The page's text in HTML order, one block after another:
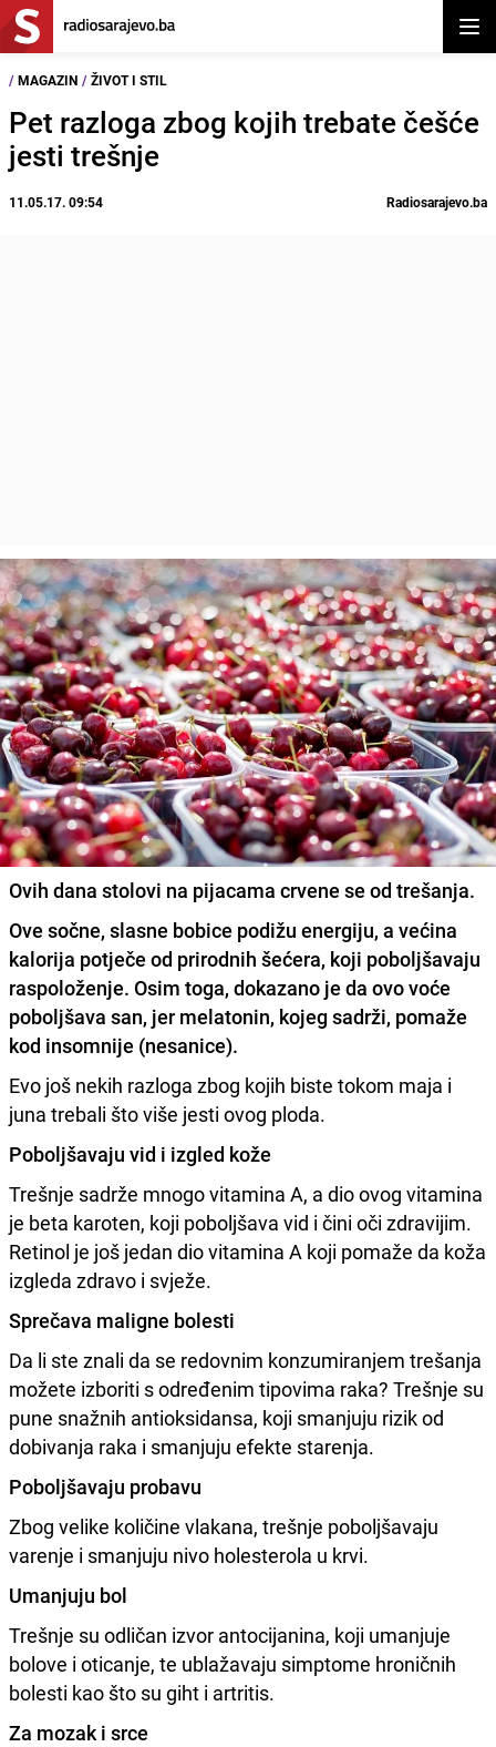
/ MAGAZIN / ŽIVOT I STIL
Pet razloga zbog kojih trebate češće
jesti trešnje
11.05.17. 09:54 Radiosarajevo.ba
Ovih dana stolovi na pijacama crvene se od trešanja.
Ove sočne, slasne bobice podižu energiju, a većina
kalorija potječe od prirodnih šećera, koji poboljšavaju
raspoloženje. Osim toga, dokazano je da ovo voće
poboljšava san, jer melatonin, kojeg sadrži, pomaže
kod insomnije (nesanice).
Evo još nekih razloga zbog kojih biste tokom maja i
juna trebali što više jesti ovog ploda.
Poboljšavaju vid i izgled kože
Trešnje sadrže mnogo vitamina A, a dio ovog vitamina
je beta karoten, koji poboljšava vid i čini oči zdravijim.
Retinol je još jedan dio vitamina A koji pomaže da koža
izgleda zdravo i svježe.
Sprečava maligne bolesti
Da li ste znali da se redovnim konzumiranjem trešanja
možete izboriti s određenim tipovima raka? Trešnje su
pune snažnih antioksidansa, koji smanjuju rizik od
dobivanja raka i smanjuju efekte starenja.
Poboljšavaju probavu
Zbog velike količine vlakana, trešnje poboljšavaju
varenje i smanjuju nivo holesterola u krvi.
Umanjuju bol
Trešnje su odličan izvor antocijanina, koji umanjuje
bolove i oticanje, te ublažavaju simptome hroničnih
bolesti kao što su giht i artritis.
Za mozak i srce